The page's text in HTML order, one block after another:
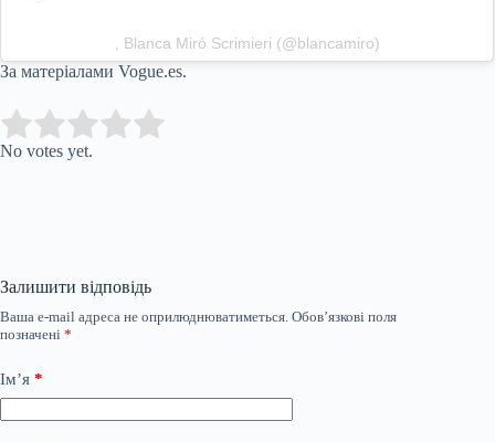
, Blanca Miró Scrimieri (@blancamiro)
За матеріалами Vogue.es.
Rate this item:
No votes yet.
Залишити відповідь
Ваша e-mail адреса не оприлюднюватиметься. Обов’язкові поля
позначені *
Ім’я *